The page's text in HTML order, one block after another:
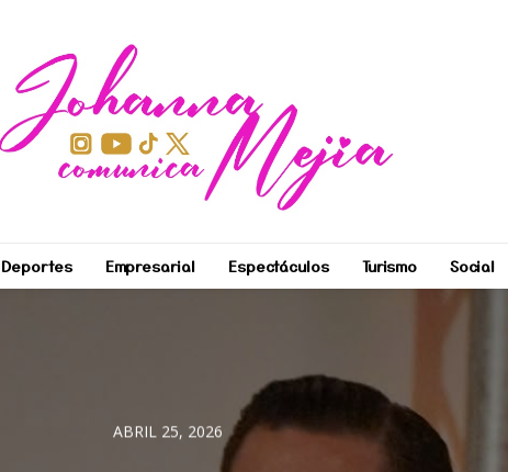
Deportes Empresarial Espectáculos Turismo Social
ABRIL 25, 2026